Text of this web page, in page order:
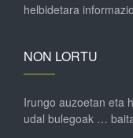
helbidetara
NON LORTU
Irungo auzoetan eta
udal bulegoak …